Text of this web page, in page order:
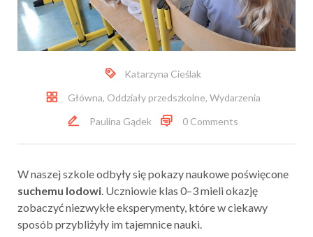
Katarzyna Cieślak
Główna, Oddziały przedszkolne, Wydarzenia
Paulina Gądek
0 Comments
W naszej szkole odbyły się pokazy naukowe poświęcone
suchemu lodowi . Uczniowie klas 0–3 mieli okazję
zobaczyć niezwykłe eksperymenty, które w ciekawy
sposób przybliżyły im tajemnice nauki.